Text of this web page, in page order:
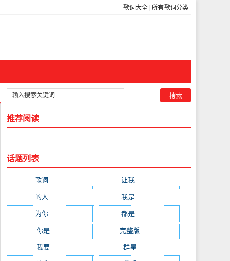
歌词大全 所有歌词分类
推荐阅读
话题列表
歌词 让我
的人 我是
为你(111) 都是
你是 完整版
我要 群星